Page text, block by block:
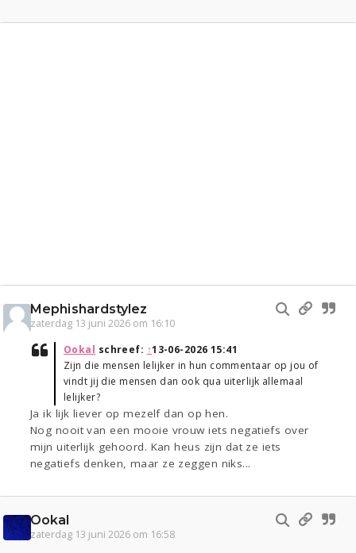
Mephishardstylez
zaterdag 13 juni 2026 om 16:10
Ookal schreef: ↑13-06-2026 15:41
Zijn die mensen lelijker in hun commentaar op jou of
vindt jij die mensen dan ook qua uiterlijk allemaal
lelijker?
Ja ik lijk liever op mezelf dan op hen.
Nog nooit van een mooie vrouw iets negatiefs over
mijn uiterlijk gehoord. Kan heus zijn dat ze iets
negatiefs denken, maar ze zeggen niks...
Ookal
zaterdag 13 juni 2026 om 16:58